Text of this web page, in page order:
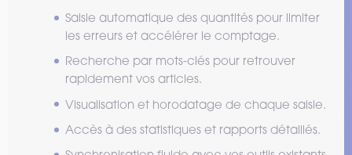
Saisie automatique des quantités pour limiter
les erreurs et accélérer le comptage.
Recherche par mots-clés pour retrouver
rapidement vos articles.
Visualisation et horodatage de chaque saisie.
Accès à des statistiques et rapports détaillés.